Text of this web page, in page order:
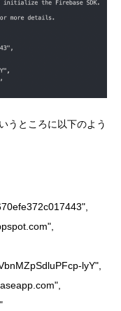
うところに以下のよう
lyY",